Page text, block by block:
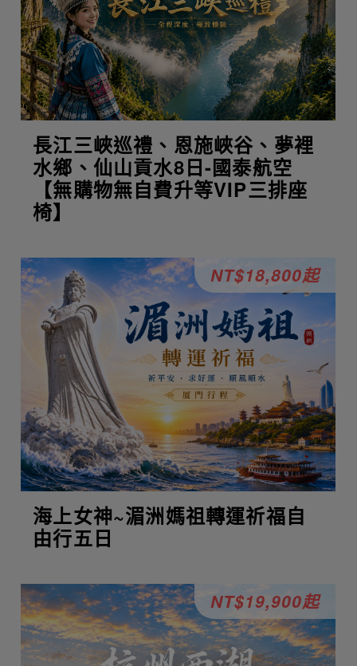
長江三峽巡禮、恩施峽谷、夢裡
水鄉、仙山貢水8日-國泰航空
【無購物無自費升等VIP三排座
椅】
海上女神~湄洲媽祖轉運祈福自
由行五日
NT$18,800起
NT$19,900起